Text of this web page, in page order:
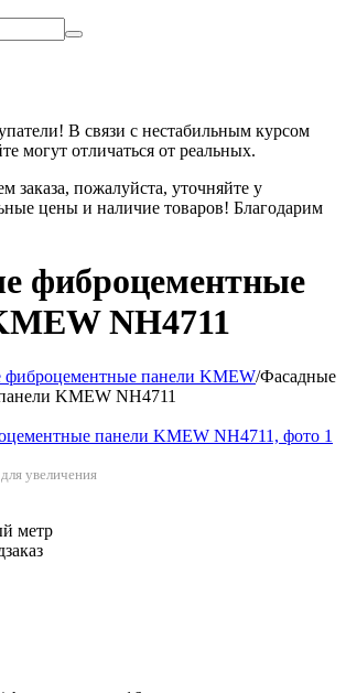
В связи с нестабильным курсом
могут отличаться от реальных.
заказа, пожалуйста, уточняйте у
цены и наличие товаров! Благодарим
фиброцементные
NH4711
фиброцементные панели KMEW/Фасадные
KMEW NH4711
увеличения
метр